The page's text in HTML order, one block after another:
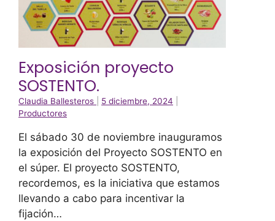
Exposición proyecto
SOSTENTO.
Claudia Ballesteros 5 diciembre, 2024
Productores
El sábado 30 de noviembre inauguramos
la exposición del Proyecto SOSTENTO en
el súper. El proyecto SOSTENTO,
recordemos, es la iniciativa que estamos
llevando a cabo para incentivar la
fijación…